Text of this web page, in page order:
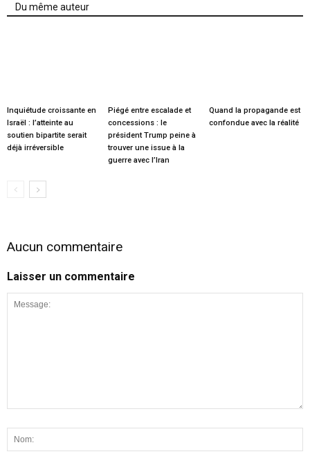
Du même auteur
Inquiétude croissante en
Israël : l’atteinte au
soutien bipartite serait
déjà irréversible
Piégé entre escalade et
concessions : le
président Trump peine à
trouver une issue à la
guerre avec l’Iran
Quand la propagande est
confondue avec la réalité
Aucun commentaire
Laisser un commentaire